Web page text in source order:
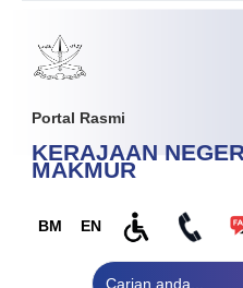
Portal Rasmi
KERAJAAN
MAKMUR
BM EN